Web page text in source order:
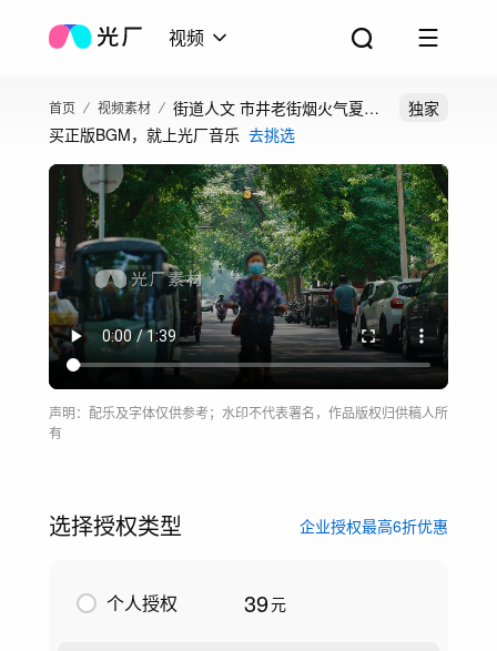
视频
首页 视频素材
街道人文 市井老街烟火气夏日
街道树荫光影
独家
买正版BGM，就上光厂音乐 去挑选
声明：配乐及字体仅供参考；水印不代表署名，作品版权归供稿人所
有
选择授权类型 企业授权最高6折优惠
个人授权 39元